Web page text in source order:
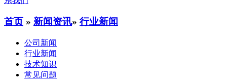
首页 » 新闻资讯» 行业新闻
公司新闻
行业新闻
技术知识
常见问题